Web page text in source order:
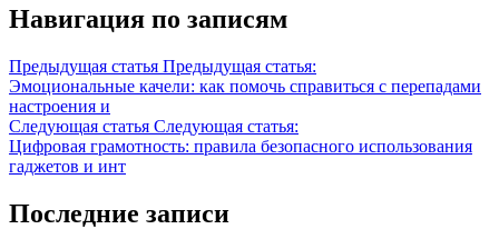
Навигация по записям
Предыдущая статья Предыдущая статья:
Эмоциональные качели: как помочь справиться с перепадами
настроения и
Следующая статья Следующая статья:
Цифровая грамотность: правила безопасного использования
гаджетов и инт
Последние записи